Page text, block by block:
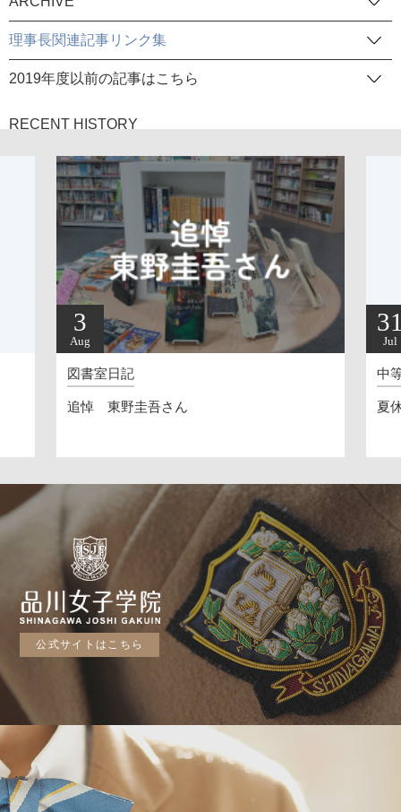
理事長関連記事リンク集
2019年度以前の記事はこちら
RECENT HISTORY
3
Aug
図書室日記
追悼 東野圭吾さん
Jul
中
夏
公式サイトはこちら